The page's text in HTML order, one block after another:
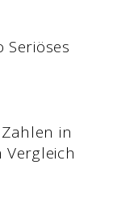
Seriöses
in